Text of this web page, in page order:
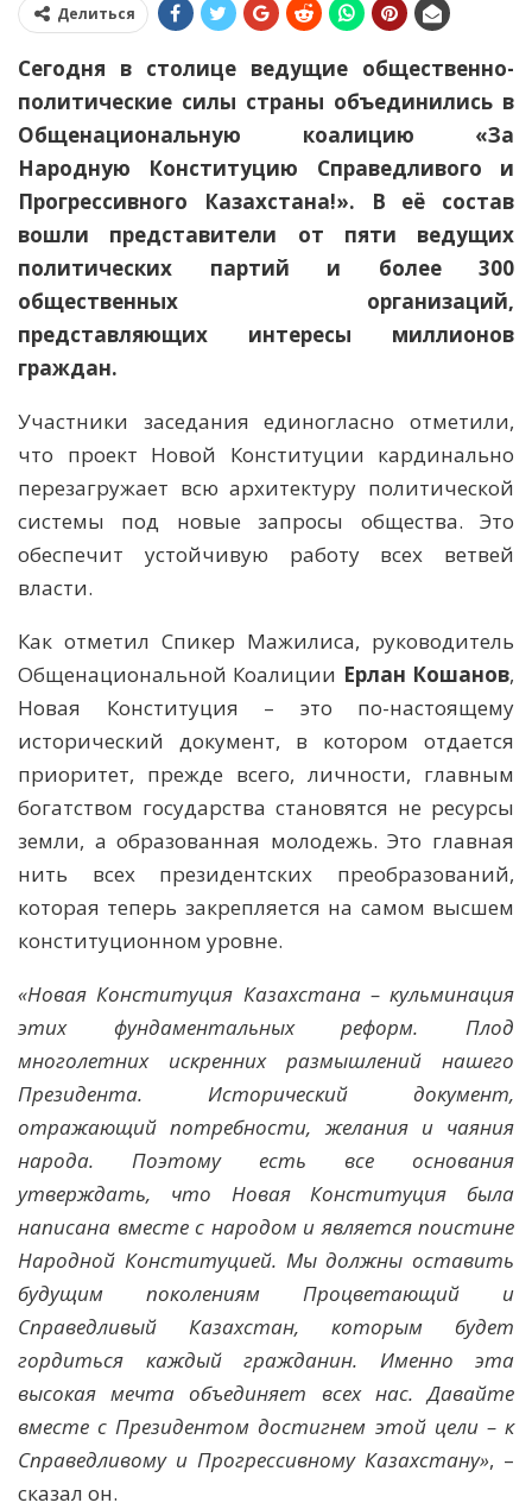
Делиться
Сегодня в столице ведущие общественно-
политические силы страны объединились в
Общенациональную коалицию «За
Народную Конституцию Справедливого и
Прогрессивного Казахстана!». В её состав
вошли представители от пяти ведущих
политических партий и более 300
общественных организаций,
представляющих интересы миллионов
граждан.
Участники заседания единогласно отметили,
что проект Новой Конституции кардинально
перезагружает всю архитектуру политической
системы под новые запросы общества. Это
обеспечит устойчивую работу всех ветвей
власти.
Как отметил Спикер Мажилиса, руководитель
Общенациональной Коалиции Ерлан Кошанов,
Новая Конституция – это по-настоящему
исторический документ, в котором отдается
приоритет, прежде всего, личности, главным
богатством государства становятся не ресурсы
земли, а образованная молодежь. Это главная
нить всех президентских преобразований,
которая теперь закрепляется на самом высшем
конституционном уровне.
«Новая Конституция Казахстана – кульминация
этих фундаментальных реформ. Плод
многолетних искренних размышлений нашего
Президента. Исторический документ,
отражающий потребности, желания и чаяния
народа. Поэтому есть все основания
утверждать, что Новая Конституция была
написана вместе с народом и является поистине
Народной Конституцией. Мы должны оставить
будущим поколениям Процветающий и
Справедливый Казахстан, которым будет
гордиться каждый гражданин. Именно эта
высокая мечта объединяет всех нас. Давайте
вместе с Президентом достигнем этой цели – к
Справедливому и Прогрессивному Казахстану», –
сказал он.